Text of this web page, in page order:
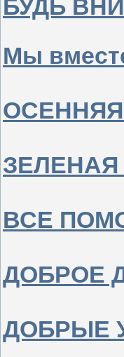
БУДЬ
Мы
ВСЕ
ДОБРОЕ
ДОБРЫЕ